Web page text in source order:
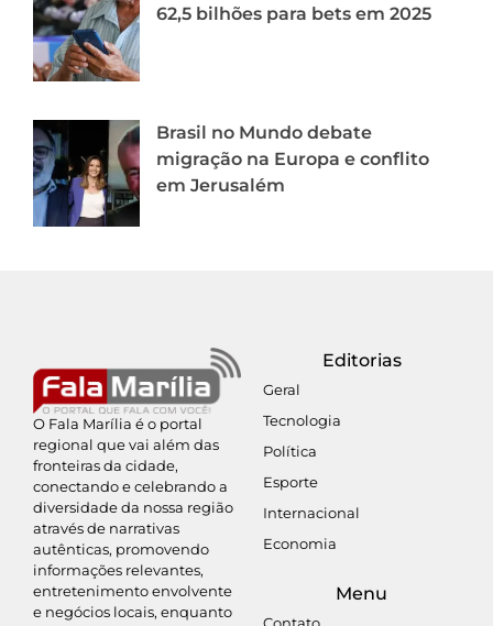
62,5 bilhões para bets em 2025
Brasil no Mundo debate
migração na Europa e conflito
em Jerusalém
O Fala Marília é o portal
regional que vai além das
fronteiras da cidade,
conectando e celebrando a
diversidade da nossa região
através de narrativas
autênticas, promovendo
informações relevantes,
entretenimento envolvente
e negócios locais, enquanto
Editorias
Geral
Tecnologia
Política
Esporte
Internacional
Economia
Menu
Contato